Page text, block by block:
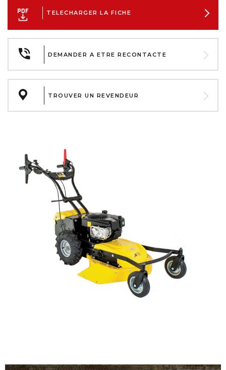
TELECHARGER LA FICHE
DEMANDER A ETRE RECONTACTE
TROUVER UN REVENDEUR